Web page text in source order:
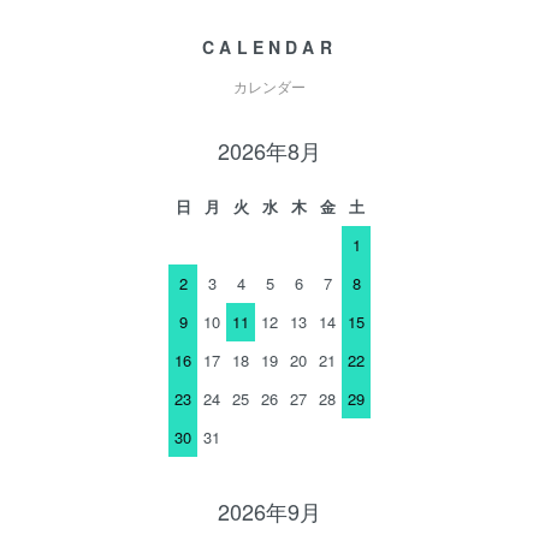
CALENDAR
カレンダー
2026年8月
日 月 火 水 木 金
土
1
2
3 4 5 6 7
8
9
10 11 12 13 14 15
16 17 18 19 20 21
22
23 24 25 26 27 28 29
30 31
2026年9月